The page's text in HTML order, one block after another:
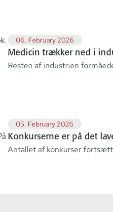
06. February 2026
Medicin trækker ned i
Resten af industrien
05. February 2026
Konkurserne er på det
Antallet af konkurser